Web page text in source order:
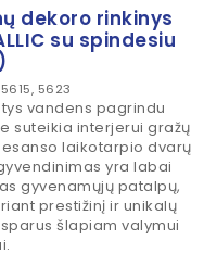
dekoro rinkinys
su spindesiu
5623
vandens pagrindu
suteikia interjerui gražų
laikotarpio dvarų
yra labai
gyvenamųjų patalpų,
prestižinį ir unikalų
šlapiam valymui